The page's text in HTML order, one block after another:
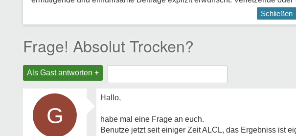
Schließen
Frage! Absolut Trocken?
Als Gast antworten +
G
Hallo,
habe mal eine Frage an euch.
Benutze jetzt seit einiger Zeit ALCL, das Ergebniss ist